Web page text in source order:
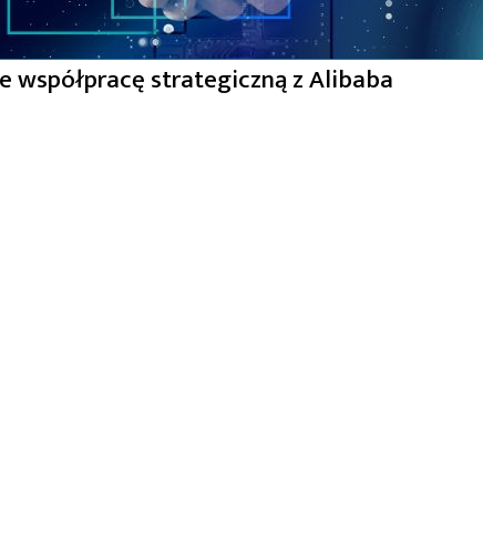
współpracę strategiczną z Alibaba